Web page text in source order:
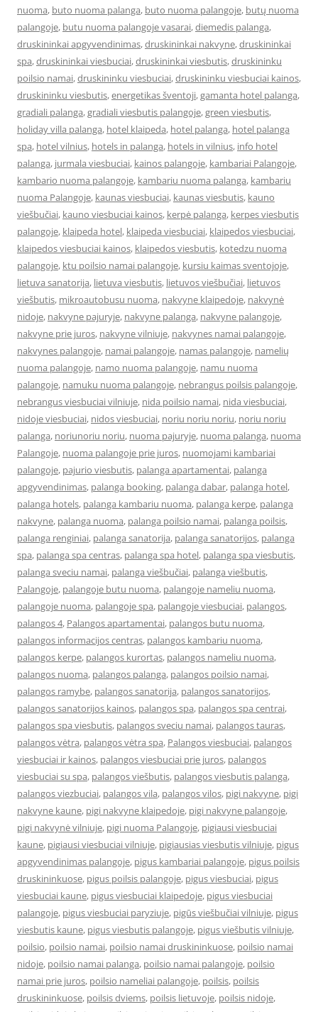
nuoma, buto nuoma palanga, buto nuoma palangoje, butų nuoma
palangoje, butu nuoma palangoje vasarai,diemedis palanga,
druskininkai apgyvendinimas,druskininkai nakvyne,druskininkai
spa,druskininkai viesbuciai,druskininkai viesbutis,druskininku
poilsio namai,druskininku viesbuciai,druskininku viesbuciai kainos,
druskininku viesbutis,energetikas šventoji,gamanta hotel palanga,
gradiali palanga,gradiali viesbutis palangoje,green viesbutis,
holiday villa palanga, hotel klaipeda, hotel palanga, hotel palanga
spa, hotel vilnius, hotels in palanga, hotels in vilnius, info hotel
palanga, jurmala viesbuciai, kainos palangoje, kambariai Palangoje,
kambario nuoma palangoje, kambariu nuoma palanga, kambariu
nuoma Palangoje, kaunas viesbuciai, kaunas viesbutis, kauno
viešbučiai, kauno viesbuciai kainos, kerpė palanga, kerpes viesbutis
palangoje, klaipeda hotel, klaipeda viesbuciai, klaipedos viesbuciai,
klaipedos viesbuciai kainos, klaipedos viesbutis, kotedzu nuoma
palangoje, ktu poilsio namai palangoje, kursiu kaimas sventojoje,
lietuva sanatorija, lietuva viesbutis, lietuvos viešbučiai, lietuvos
viešbutis, mikroautobusu nuoma, nakvyne klaipedoje, nakvynė
nidoje, nakvyne pajuryje, nakvyne palanga, nakvyne palangoje,
nakvyne prie juros, nakvyne vilniuje, nakvynes namai palangoje,
nakvynes palangoje, namai palangoje, namas palangoje, namelių
nuoma palangoje, namo nuoma palangoje, namu nuoma
palangoje, namuku nuoma palangoje, nebrangus poilsis palangoje,
nebrangus viesbuciai vilniuje, nida poilsio namai, nida viesbuciai,
nidoje viesbuciai, nidos viesbuciai, noriu noriu noriu, noriu noriu
palanga, noriunoriu noriu, nuoma pajuryje, nuoma palanga, nuoma
Palangoje, nuoma palangoje prie juros, nuomojami kambariai
palangoje, pajurio viesbutis, palanga apartamentai, palanga
apgyvendinimas, palanga booking, palanga dabar, palanga hotel,
palanga hotels, palanga kambariu nuoma, palanga kerpe, palanga
nakvyne, palanga nuoma, palanga poilsio namai, palanga poilsis,
palanga renginiai, palanga sanatorija, palanga sanatorijos, palanga
spa, palanga spa centras, palanga spa hotel, palanga spa viesbutis,
palanga sveciu namai, palanga viešbučiai, palanga viešbutis,
Palangoje, palangoje butu nuoma, palangoje nameliu nuoma,
palangoje nuoma, palangoje spa, palangoje viesbuciai, palangos,
palangos 4, Palangos apartamentai, palangos butu nuoma,
palangos informacijos centras, palangos kambariu nuoma,
palangos kerpe, palangos kurortas, palangos nameliu nuoma,
palangos nuoma, palangos palanga, palangos poilsio namai,
palangos ramybe, palangos sanatorija, palangos sanatorijos,
palangos sanatorijos kainos, palangos spa, palangos spa centrai,
palangos spa viesbutis, palangos sveciu namai, palangos tauras,
palangos vėtra, palangos vėtra spa, Palangos viesbuciai, palangos
viesbuciai ir kainos, palangos viesbuciai prie juros, palangos
viesbuciai su spa, palangos viešbutis, palangos viesbutis palanga,
palangos viezbuciai, palangos vila, palangos vilos, pigi nakvyne, pigi
nakvyne kaune, pigi nakvyne klaipedoje, pigi nakvyne palangoje,
pigi nakvynė vilniuje, pigi nuoma Palangoje, pigiausi viesbuciai
kaune, pigiausi viesbuciai vilniuje, pigiausias viesbutis vilniuje, pigus
apgyvendinimas palangoje, pigus kambariai palangoje, pigus poilsis
druskininkuose, pigus poilsis palangoje, pigus viesbuciai, pigus
viesbuciai kaune, pigus viesbuciai klaipedoje, pigus viesbuciai
palangoje, pigus viesbuciai paryziuje, pigūs viešbučiai vilniuje, pigus
viesbutis kaune, pigus viesbutis palangoje, pigus viešbutis vilniuje,
poilsio, poilsio namai, poilsio namai druskininkuose, poilsio namai
nidoje, poilsio namai palanga, poilsio namai palangoje, poilsio
namai prie juros, poilsio nameliai palangoje, poilsis, poilsis
druskininkuose, poilsis dviems, poilsis lietuvoje, poilsis nidoje,